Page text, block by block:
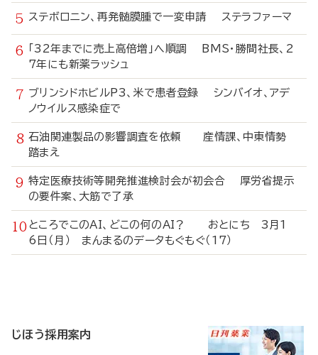
ステボロニン、再発髄膜腫で一変申請 ステラファーマ
「32年までに売上高倍増」へ順調 BMS・勝間社長、2
7年にも新薬ラッシュ
ブリンシドホビルP3、米で患者登録 シンバイオ、アデ
ノウイルス感染症で
石油関連製品の影響調査を依頼 産情課、中東情勢
踏まえ
特定医療技術等開発推進検討会が初会合 厚労省提示
の要件案、大筋で了承
ところでこのAI、どこの何のAI？ おとにち 3月1
6日（月） まんまるのデータもぐもぐ（17）
じほう採用案内